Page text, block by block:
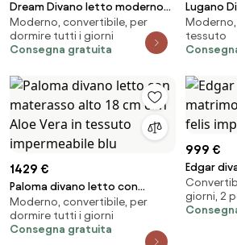
Dream Divano letto moderno
dai morbidi cuscini in tessuto
smacchiabile T05 carta da
zucchero
Moderno, convertibile, per
dormire tutti i giorni
Consegna gratuita
Lugano
schienali
morbido
T07
tessuto
1429 €
Paloma divano letto con
materasso alto 18 cm con Aloe
Vera in tessuto impermeabile
blu
Moderno, convertibile, per
dormire tutti i giorni
Consegna gratuita
999 €
Edgar
giorni, 2